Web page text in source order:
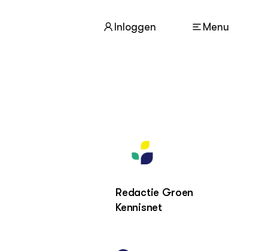
Inloggen Menu
Columns & BlogsRedactie Groen
Kennisnet